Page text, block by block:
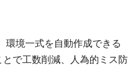
環境一式を自動作成できる
で工数削減、人為的ミス防